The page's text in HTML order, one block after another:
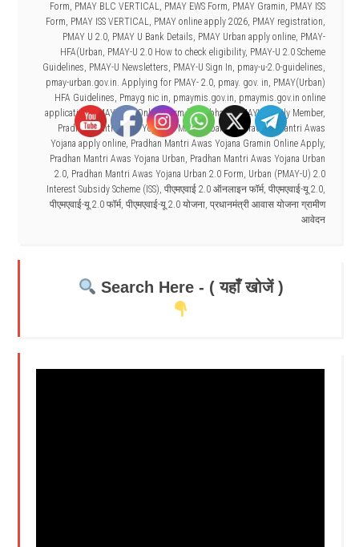
Form, PMAY BLC VERTICAL, PMAY EWS Form, PMAY Gramin, PMAY ISS
Form, PMAY ISS VERTICAL, PMAY online apply 2026, PMAY registration,
PMAY U 2.0, PMAY U Bank Details, PMAY Urban apply online, PMAY-
HFA(Urban, PMAY-U 2.0 How to check eligibility, PMAY-U 2.0 Scheme
Guidelines, PMAY-U Newsletters, PMAY-U Sign In, pmay-u-2.0-guidelines,
pmay-urban.gov.in. Applying for PMAY- 2.0, pmay. gov. in, PMAY(Urban)
HFA Guidelines, Pmayg nic in, pmaymis.gov.in, pmaymis.gov.in online
application,PMAYU 2.0 Online Form kaise bhare, PMAYU Family Member,
Pradhan Mantri Awas Yojana (PMAY)-Urban 2.0,Pradhan Mantri Awas
Yojana apply online, Pradhan Mantri Awas Yojana Gramin Online Apply,
Pradhan Mantri Awas Yojana Urban, Pradhan Mantri Awas Yojana Urban
2.0, Pradhan Mantri Awas Yojana Urban 2.0 Form, Urban (PMAY-U) 2.0
Interest Subsidy Scheme (ISS), पीएमएवाई 2.0 ऑनलाइन फॉर्म, पीएमएवाई-यू 2.0,
पीएमएवाई-यू 2.0 फॉर्म, पीएमएवाई-यू 2.0 योजना, प्रधानमंत्री आवास योजना ग्रामीण
आवेदन
Search Here - ( यहाँ खोजें )